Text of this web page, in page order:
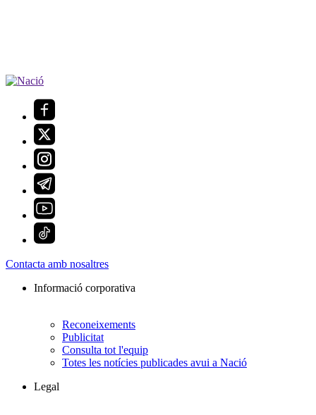
Contacta amb nosaltres
Informació corporativa
Reconeixements
Publicitat
Consulta tot l'equip
Totes les notícies publicades avui a Nació
Legal